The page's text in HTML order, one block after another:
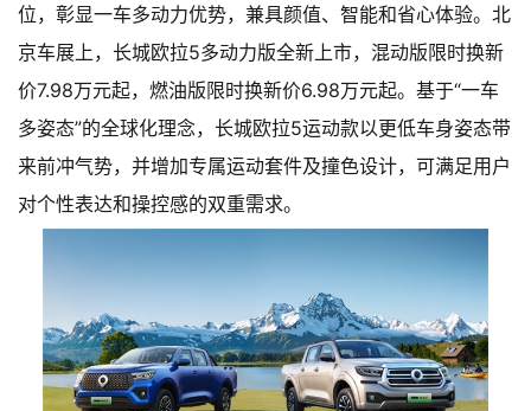
位，彰显一车多动力优势，兼具颜值、智能和省心体验。北
京车展上，长城欧拉5多动力版全新上市，混动版限时换新
价7.98万元起，燃油版限时换新价6.98万元起。基于“一车
多姿态”的全球化理念，长城欧拉5运动款以更低车身姿态带
来前冲气势，并增加专属运动套件及撞色设计，可满足用户
对个性表达和操控感的双重需求。